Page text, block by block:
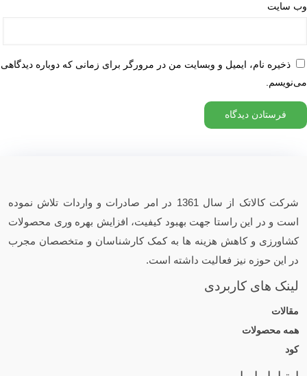
وب‌ سایت
ذخیره نام، ایمیل و وبسایت من در مرورگر برای زمانی که دوباره دیدگاهی
می‌نویسم.
شرکت کالاتک از سال 1361 در امر صادرات و واردات تلاش نموده
است و در این راستا جهت بهبود کیفیت، افزایش بهره وری محصولات
کشاورزی و کاهش هزینه ها به کمک کارشناسان و متخصصان مجرب
در این حوزه نیز فعالیت داشته است.
لینک های کاربردی
مقالات
همه محصولات
کود